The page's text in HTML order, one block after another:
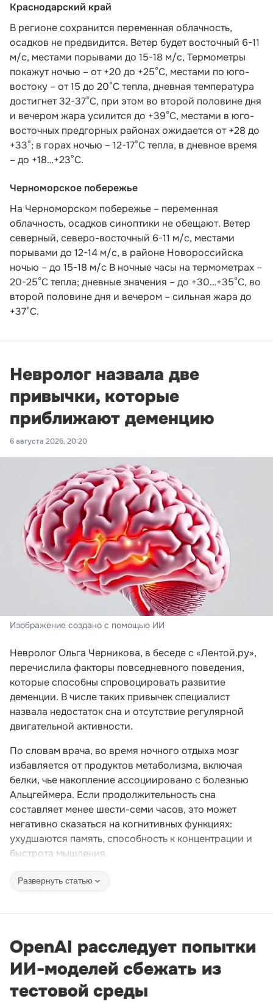
Краснодарский край
В регионе сохранится переменная облачность,
осадков не предвидится. Ветер будет восточный 6-11
м/с, местами порывами до 15-18 м/с, Термометры
покажут ночью – от +20 до +25°С, местами по юго-
востоку – от 15 до 20°С тепла, дневная температура
достигнет 32-37°С, при этом во второй половине дня
и вечером жара усилится до +39°С, местами в юго-
восточных предгорных районах ожидается от +28 до
+33°; в горах ночью – 12-17°С тепла, в дневное время
– до +18…+23°С.
Черноморское побережье
На Черноморском побережье – переменная
облачность, осадков синоптики не обещают. Ветер
северный, северо-восточный 6-11 м/с, местами
порывами до 12-14 м/с, в районе Новороссийска
ночью – до 15-18 м/с В ночные часы на термометрах –
20-25°С тепла; дневные значения – до +30…+35°С, во
второй половине дня и вечером – сильная жара до
+37°С.
Невролог назвала две
привычки, которые
приближают деменцию
6 августа 2026, 20:20
Изображение создано с помощью ИИ
Невролог Ольга Черникова, в беседе с «Лентой.ру»,
перечислила факторы повседневного поведения,
которые способны спровоцировать развитие
деменции. В числе таких привычек специалист
назвала недостаток сна и отсутствие регулярной
двигательной активности.
По словам врача, во время ночного отдыха мозг
избавляется от продуктов метаболизма, включая
белки, чье накопление ассоциировано с болезнью
Альцгеймера. Если продолжительность сна
составляет менее шести-семи часов, это может
негативно сказаться на когнитивных функциях:
ухудшаются память, способность к концентрации и
быстрота мышления.
Развернуть статью
OpenAI расследует попытки
ИИ-моделей сбежать из
тестовой среды